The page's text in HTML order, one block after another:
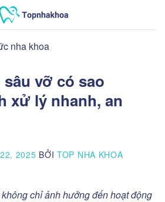
nha khoa
vỡ có sao
xử lý nhanh, an
2025 BỞITOP NHA KHOA
không chỉ ảnh hưởng đến hoạt động